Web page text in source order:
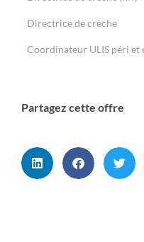
Directrice de crèche
Coordinateur ULIS péri et
Partagez cette offre